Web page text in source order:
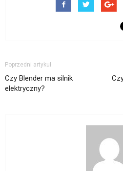
Poprzedni artykuł
Czy Blender ma silnik
elektryczny?